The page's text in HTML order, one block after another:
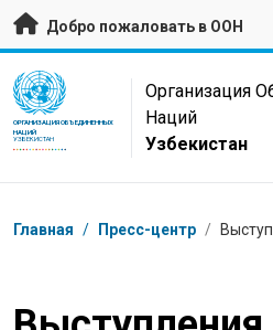
Перейти к основному
Добро пожаловать в ООН
UN Logo
ОРГАНИЗАЦИЯ ОБЪЕДИНЕННЫХ
НАЦИЙ
УЗБЕКИСТАН
Организация
Наций
Узбекистан
Навигационная цепочка
Главная / Пресс-центр /